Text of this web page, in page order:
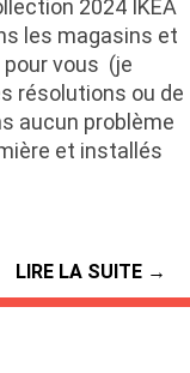
2024 IKEA
les magasins et
vous (je
résolutions ou de
aucun problème
et installés
LIRE LA SUITE →